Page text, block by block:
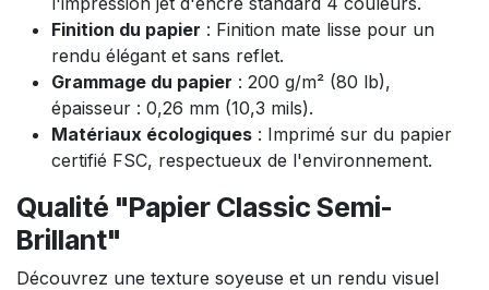
Finition du papier : Finition mate lisse pour un
rendu élégant et sans reflet.
Grammage du papier : 200 g/m² (80 lb),
épaisseur : 0,26 mm (10,3 mils).
Matériaux écologiques : Imprimé sur du papier
certifié FSC, respectueux de l'environnement.
Qualité "Papier Classic Semi-
Brillant"
Découvrez une texture soyeuse et un rendu visuel